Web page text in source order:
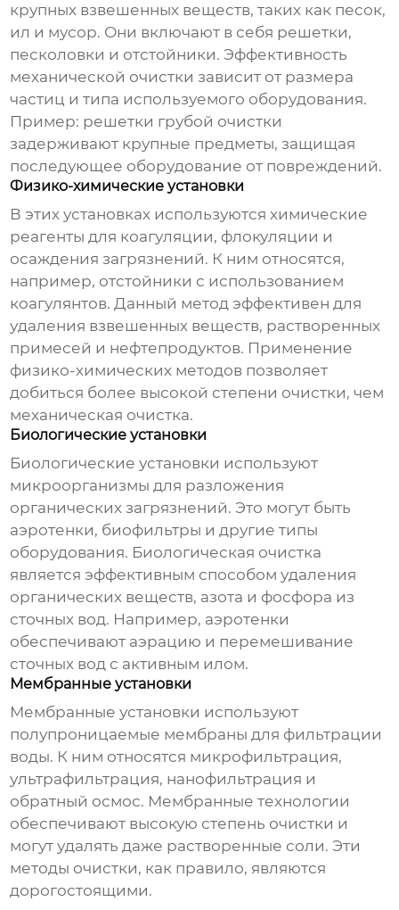
крупных взвешенных веществ, таких как песок,
ил и мусор. Они включают в себя решетки,
песколовки и отстойники. Эффективность
механической очистки зависит от размера
частиц и типа используемого оборудования.
Пример: решетки грубой очистки
задерживают крупные предметы, защищая
последующее оборудование от повреждений.
Физико-химические установки
В этих установках используются химические
реагенты для коагуляции, флокуляции и
осаждения загрязнений. К ним относятся,
например, отстойники с использованием
коагулянтов. Данный метод эффективен для
удаления взвешенных веществ, растворенных
примесей и нефтепродуктов. Применение
физико-химических методов позволяет
добиться более высокой степени очистки, чем
механическая очистка.
Биологические установки
Биологические установки используют
микроорганизмы для разложения
органических загрязнений. Это могут быть
аэротенки, биофильтры и другие типы
оборудования. Биологическая очистка
является эффективным способом удаления
органических веществ, азота и фосфора из
сточных вод. Например, аэротенки
обеспечивают аэрацию и перемешивание
сточных вод с активным илом.
Мембранные установки
Мембранные установки используют
полупроницаемые мембраны для фильтрации
воды. К ним относятся микрофильтрация,
ультрафильтрация, нанофильтрация и
обратный осмос. Мембранные технологии
обеспечивают высокую степень очистки и
могут удалять даже растворенные соли. Эти
методы очистки, как правило, являются
дорогостоящими.